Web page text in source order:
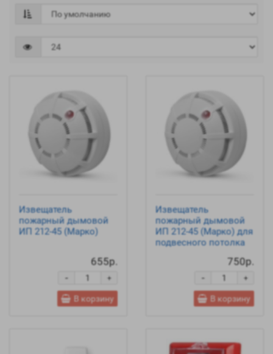
Извещатель
пожарный дымовой
ИП 212-45 (Марко)
655р.
+
-
В корзину
Извещатель
пожарный дымовой
ИП 212-45 (Марко) для
подвесного потолка
750р.
+
-
В корзину